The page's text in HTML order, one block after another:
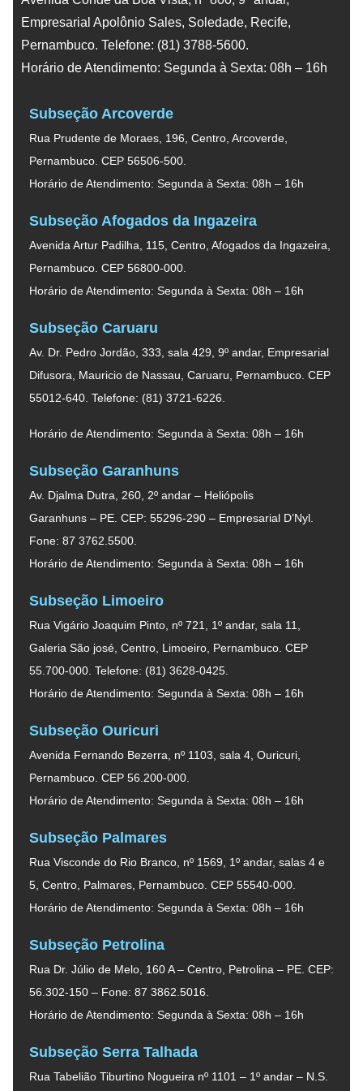
Empresarial Apolônio Sales, Soledade, Recife,
Pernambuco. Telefone: (81) 3788-5600.
Horário de Atendimento: Segunda à Sexta: 08h – 16h
Subseção Arcoverde
Rua Prudente de Moraes, 196, Centro, Arcoverde,
Pernambuco. CEP 56506-500.
Horário de Atendimento: Segunda à Sexta: 08h – 16h
Subseção Afogados da Ingazeira
Avenida Artur Padilha, 115, Centro, Afogados da Ingazeira,
Pernambuco. CEP 56800-000.
Horário de Atendimento: Segunda à Sexta: 08h – 16h
Subseção Caruaru
Av. Dr. Pedro Jordão, 333, sala 429, 9º andar, Empresarial
Difusora, Mauricio de Nassau, Caruaru, Pernambuco. CEP
55012-640. Telefone: (81) 3721-6226.
Horário de Atendimento: Segunda à Sexta: 08h – 16h
Subseção Garanhuns
Av. Djalma Dutra, 260, 2º andar – Heliópolis
Garanhuns – PE. CEP: 55296-290 – Empresarial D’Nyl.
Fone: 87 3762.5500.
Horário de Atendimento: Segunda à Sexta: 08h – 16h
Subseção Limoeiro
Rua Vigário Joaquim Pinto, nº 721, 1º andar, sala 11,
Galeria São josé, Centro, Limoeiro, Pernambuco. CEP
55.700-000. Telefone: (81) 3628-0425.
Horário de Atendimento: Segunda à Sexta: 08h – 16h
Subseção Ouricuri
Avenida Fernando Bezerra, nº 1103, sala 4, Ouricuri,
Pernambuco. CEP 56.200-000.
Horário de Atendimento: Segunda à Sexta: 08h – 16h
Subseção Palmares
Rua Visconde do Rio Branco, nº 1569, 1º andar, salas 4 e
5, Centro, Palmares, Pernambuco. CEP 55540-000.
Horário de Atendimento: Segunda à Sexta: 08h – 16h
Subseção Petrolina
Rua Dr. Júlio de Melo, 160 A – Centro, Petrolina – PE. CEP:
56.302-150 – Fone: 87 3862.5016.
Horário de Atendimento: Segunda à Sexta: 08h – 16h
Subseção Serra Talhada
Rua Tabelião Tiburtino Nogueira nº 1101 – 1º andar – N.S.